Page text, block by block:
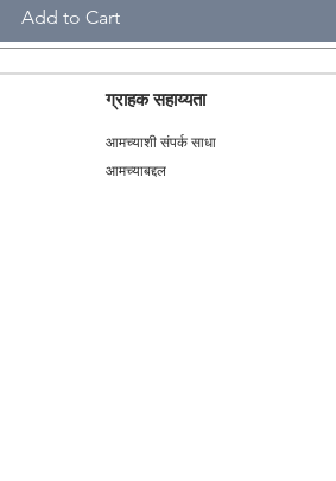
Add to Cart
ग्राहक सहाय्यता
आमच्याशी संपर्क साधा
आमच्याबद्दल